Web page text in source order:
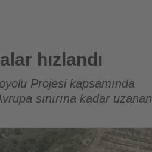
hızlandı
Projesi kapsamında
sınırına kadar uzanan